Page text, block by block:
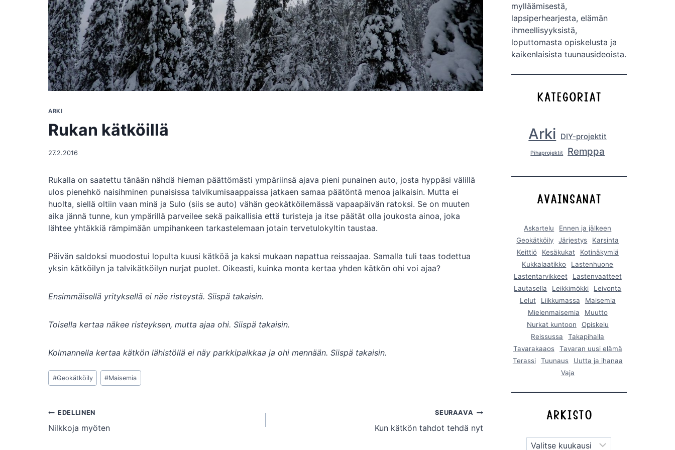
ARKI
Rukan kätköillä
27.2.2016
Rukalla on saatettu tänään nähdä hieman päättömästi ympäriinsä ajava pieni punainen auto, josta hyppäsi välillä
ulos pienehkö naisihminen punaisissa talvikumisaappaissa jatkaen samaa päätöntä menoa jalkaisin. Mutta ei
huolta, siellä oltiin vaan minä ja Sulo (siis se auto) vähän geokätköilemässä vapaapäivän ratoksi. Se on muuten
aika jännä tunne, kun ympärillä parveilee sekä paikallisia että turisteja ja itse päätät olla joukosta ainoa, joka
lähtee yhtäkkiä rämpimään umpihankeen tarkastelemaan jotain tervetulokyltin taustaa.
Päivän saldoksi muodostui lopulta kuusi kätköä ja kaksi mukaan napattua reissaajaa. Samalla tuli taas todettua
yksin kätköilyn ja talvikätköilyn nurjat puolet. Oikeasti, kuinka monta kertaa yhden kätkön ohi voi ajaa?
Ensimmäisellä yrityksellä ei näe risteystä. Siispä takaisin.
Toisella kertaa näkee risteyksen, mutta ajaa ohi. Siispä takaisin.
Kolmannella kertaa kätkön lähistöllä ei näy parkkipaikkaa ja ohi mennään. Siispä takaisin.
Avainsanat:
#Geokätköily #Maisemia
Artikkelien
selaus
EDELLINEN
Nilkkoja myöten
SEURAAVA
Kun kätkön tahdot tehdä nyt
mylläämisestä,
lapsiperhearjesta, elämän
ihmeellisyyksistä,
loputtomasta opiskelusta ja
kaikenlaisista tuunausideoista.
Arki DIY-projektit
Pihaprojektit Remppa
Askartelu
Ennen ja jälkeen
Geokätköily
Järjestys
Karsinta
Keittiö
Kesäkukat
Kotinäkymiä
Kukkalaatikko
Lastenhuone
Lastentarvikkeet
Lastenvaatteet
Lautasella
Leikkimökki
Leivonta
Lelut
Liikkumassa
Maisemia
Mielenmaisemia
Muutto
Nurkat kuntoon
Opiskelu
Reissussa
Takapihalla
Tavarakaaos
Tavaran uusi elämä
Terassi
Tuunaus
Uutta ja ihanaa
Vaja
Arkistot